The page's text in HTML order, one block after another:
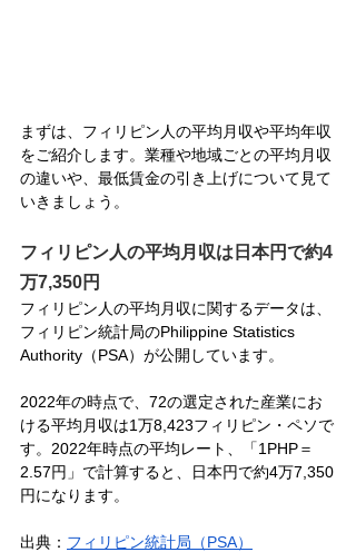
まずは、フィリピン人の平均月収や平均年収
をご紹介します。業種や地域ごとの平均月収
の違いや、最低賃金の引き上げについて見て
いきましょう。
フィリピン人の平均月収は日本円で約4
万7,350円
フィリピン人の平均月収に関するデータは、
フィリピン統計局のPhilippine Statistics
Authority（PSA）が公開しています。
2022年の時点で、72の選定された産業にお
ける平均月収は1万8,423フィリピン・ペソで
す。2022年時点の平均レート、「1PHP＝
2.57円」で計算すると、日本円で約4万7,350
円になります。
出典： フィリピン統計局（PSA）